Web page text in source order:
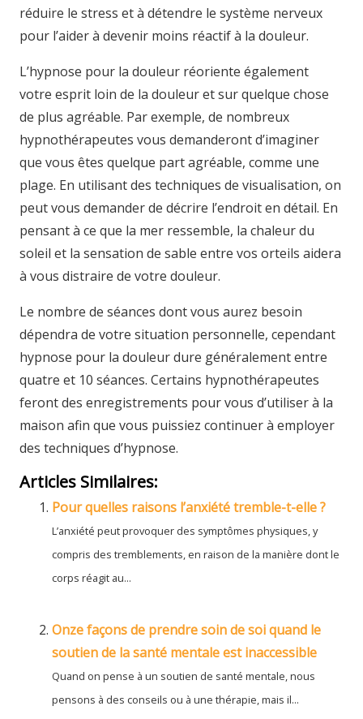
réduire le stress et à détendre le système nerveux
pour l’aider à devenir moins réactif à la douleur.
L’hypnose pour la douleur réoriente également
votre esprit loin de la douleur et sur quelque chose
de plus agréable. Par exemple, de nombreux
hypnothérapeutes vous demanderont d’imaginer
que vous êtes quelque part agréable, comme une
plage. En utilisant des techniques de visualisation, on
peut vous demander de décrire l’endroit en détail. En
pensant à ce que la mer ressemble, la chaleur du
soleil et la sensation de sable entre vos orteils aidera
à vous distraire de votre douleur.
Le nombre de séances dont vous aurez besoin
dépendra de votre situation personnelle, cependant
hypnose pour la douleur dure généralement entre
quatre et 10 séances. Certains hypnothérapeutes
feront des enregistrements pour vous d’utiliser à la
maison afin que vous puissiez continuer à employer
des techniques d’hypnose.
Articles Similaires:
Pour quelles raisons l’anxiété tremble-t-elle ?
L’anxiété peut provoquer des symptômes physiques, y
compris des tremblements, en raison de la manière dont le
corps réagit au...
Onze façons de prendre soin de soi quand le
soutien de la santé mentale est inaccessible
Quand on pense à un soutien de santé mentale, nous
pensons à des conseils ou à une thérapie, mais il...